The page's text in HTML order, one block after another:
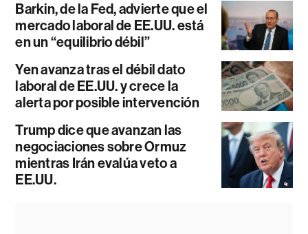
Barkin, de la Fed, advierte que el
mercado laboral de EE.UU. está
en un “equilibrio débil”
Yen avanza tras el débil dato
laboral de EE.UU. y crece la
alerta por posible intervención
Trump dice que avanzan las
negociaciones sobre Ormuz
mientras Irán evalúa veto a
EE.UU.